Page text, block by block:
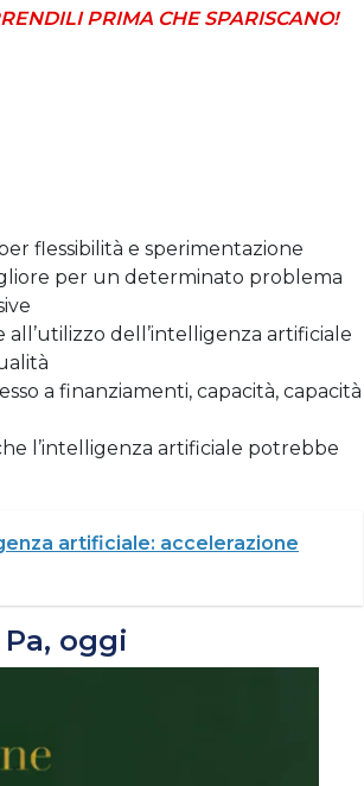
PRIMA CHE SPARISCANO!
flessibilità e sperimentazione
per un determinato problema
dell’intelligenza artificiale
a finanziamenti, capacità, capacità
l’intelligenza artificiale potrebbe
artificiale: accelerazione
oggi